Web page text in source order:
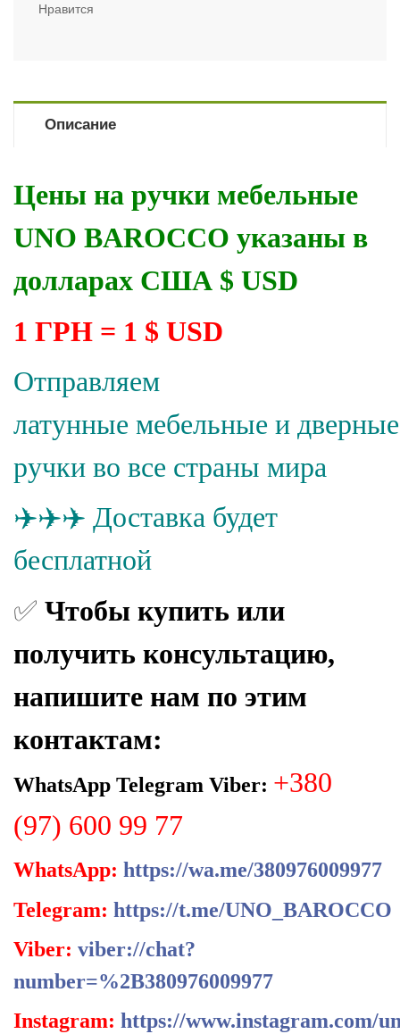
Нравится
Описание
Цены на ручки мебельные
UNO BAROCCO указаны в
долларах США $ USD
1 ГРН = 1 $ USD
Отправляем
латунные мебельные и дверные
ручки во все страны мира
✈️✈️✈️ Доставка будет
бесплатной
✅ Чтобы купить или
получить консультацию,
напишите нам по этим
контактам:
WhatsApp Telegram Viber: +380
(97) 600 99 77
WhatsApp: https://wa.me/380976009977
Telegram: https://t.me/UNO_BAROCCO
Viber: viber://chat?
number=%2B380976009977
Instagram: https://www.instagram.com/